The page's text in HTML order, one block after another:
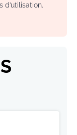
d’utilisation.